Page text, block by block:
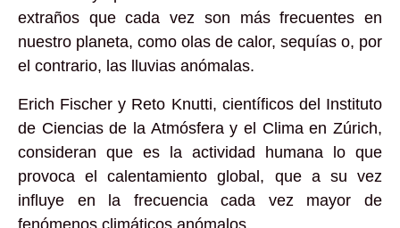
extraños que cada vez son más frecuentes en
nuestro planeta, como olas de calor, sequías o, por
el contrario, las lluvias anómalas.
Erich Fischer y Reto Knutti, científicos del Instituto
de Ciencias de la Atmósfera y el Clima en Zúrich,
consideran que es la actividad humana lo que
provoca el calentamiento global, que a su vez
influye en la frecuencia cada vez mayor de
fenómenos climáticos anómalos.